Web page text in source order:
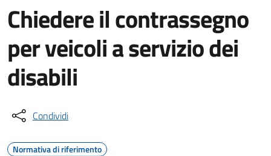
Chiedere il contrassegno
per veicoli a servizio dei
disabili
Condividi
Normativa di riferimento